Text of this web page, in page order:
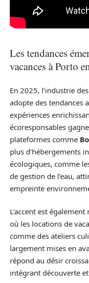
Les tendances
vacances à Porto
En 2025, l’industrie
adopte des tendances
expériences
écoresponsables
plateformes comme
plus d’hébergements
écologiques, comme
de gestion de l’eau,
empreinte
L’accent est
où les locations de
comme des ateliers
largement mises en
répond au désir
intégrant découverte